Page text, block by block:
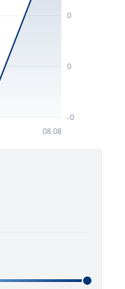
0
0
-0
08.08